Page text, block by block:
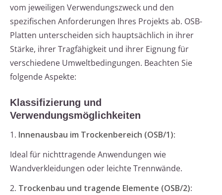
vom jeweiligen Verwendungszweck und den
spezifischen Anforderungen Ihres Projekts ab. OSB-
Platten unterscheiden sich hauptsächlich in ihrer
Stärke, ihrer Tragfähigkeit und ihrer Eignung für
verschiedene Umweltbedingungen. Beachten Sie
folgende Aspekte:
Klassifizierung und
Verwendungsmöglichkeiten
1. Innenausbau im Trockenbereich (OSB/1):
Ideal für nichttragende Anwendungen wie
Wandverkleidungen oder leichte Trennwände.
2. Trockenbau und tragende Elemente (OSB/2):